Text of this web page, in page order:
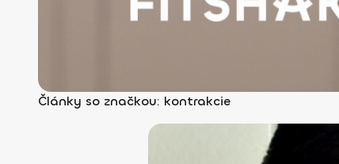
Články so značkou: kontrakcie